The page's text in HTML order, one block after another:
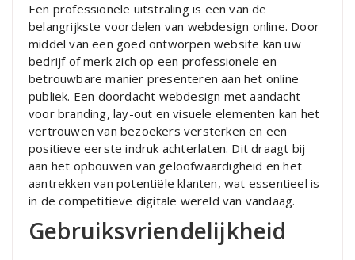
Een professionele uitstraling is een van de
belangrijkste voordelen van webdesign online. Door
middel van een goed ontworpen website kan uw
bedrijf of merk zich op een professionele en
betrouwbare manier presenteren aan het online
publiek. Een doordacht webdesign met aandacht
voor branding, lay-out en visuele elementen kan het
vertrouwen van bezoekers versterken en een
positieve eerste indruk achterlaten. Dit draagt bij
aan het opbouwen van geloofwaardigheid en het
aantrekken van potentiële klanten, wat essentieel is
in de competitieve digitale wereld van vandaag.
Gebruiksvriendelijkheid